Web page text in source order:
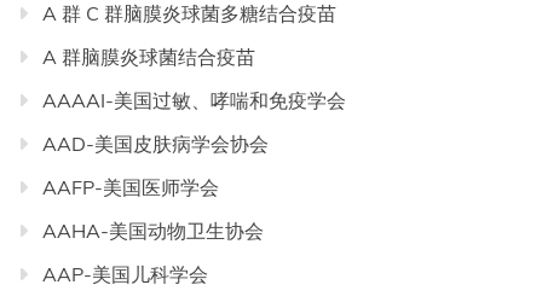
A 群 C 群脑膜炎球菌多糖结合疫苗
A 群脑膜炎球菌结合疫苗
AAAAI-美国过敏、哮喘和免疫学会
AAD-美国皮肤病学会协会
AAFP-美国医师学会
AAHA-美国动物卫生协会
AAP-美国儿科学会